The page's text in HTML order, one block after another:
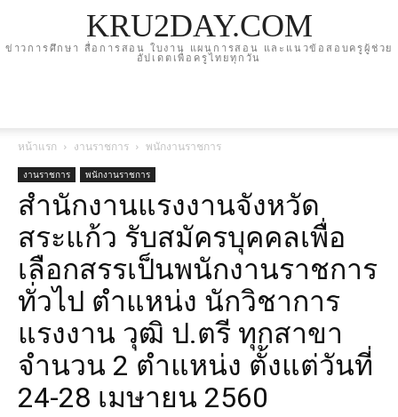
KRU2DAY.COM
ข่าวการศึกษา สื่อการสอน ใบงาน แผนการสอน และแนวข้อสอบครูผู้ช่วย
อัปเดตเพื่อครูไทยทุกวัน
หน้าแรก งานราชการ พนักงานราชการ
งานราชการ พนักงานราชการ
สำนักงานแรงงานจังหวัด
สระแก้ว รับสมัครบุคคลเพื่อ
เลือกสรรเป็นพนักงานราชการ
ทั่วไป ตำแหน่ง นักวิชาการ
แรงงาน วุฒิ ป.ตรี ทุกสาขา
จำนวน 2 ตำแหน่ง ตั้งแต่วันที่
24-28 เมษายน 2560